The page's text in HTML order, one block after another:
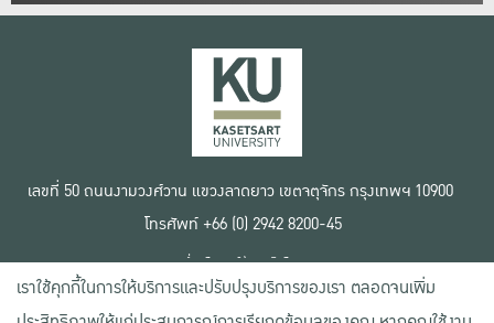
เลขที่ 50 ถนนงามวงศ์วาน แขวงลาดยาว เขตจตุจักร กรุงเทพฯ 10900
โทรศัพท์ +66 (0) 2942 8200-45
เงื่อนไขการใช้งานเว็บไซต์
ข้อตกลงด้านสิทธิ์ใช้งาน
นโยบายความเป็นส่วนตัว
เราใช้คุกกี้ในการให้บริการและปรับปรุงบริการของเรา ตลอดจนเพิ่ม